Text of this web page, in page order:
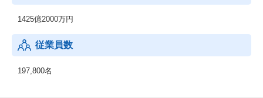
1425億2000万円
従業員数
197,800名